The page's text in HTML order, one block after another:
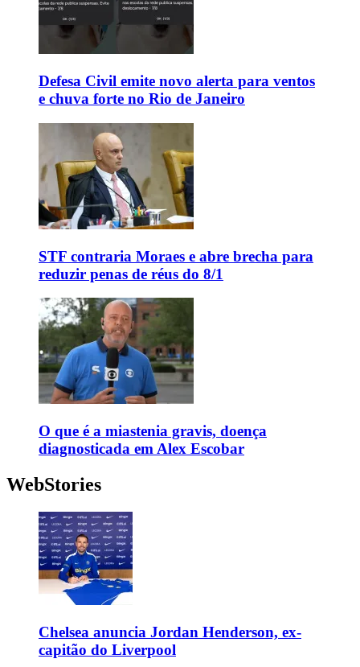
Defesa Civil emite novo alerta para ventos
e chuva forte no Rio de Janeiro
STF contraria Moraes e abre brecha para
reduzir penas de réus do 8/1
O que é a miastenia gravis, doença
diagnosticada em Alex Escobar
WebStories
Chelsea anuncia Jordan Henderson, ex-
capitão do Liverpool